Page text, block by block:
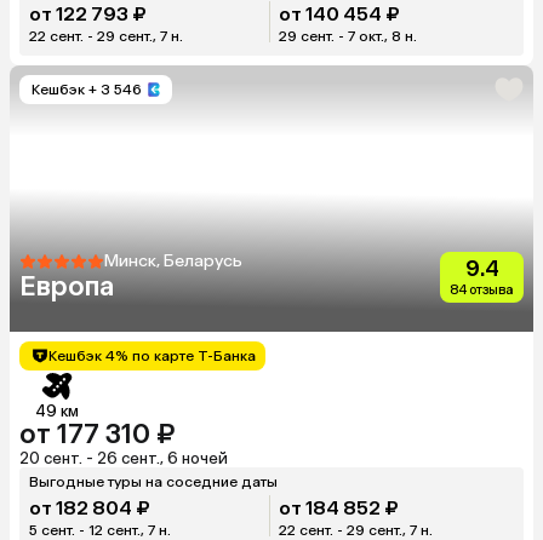
от 122 793 ₽
22 сент. - 29 сент., 7 н.
от 140 454 ₽
29 сент. - 7 окт., 8 н.
Кешбэк + 3 546
Минск, Беларусь
Европа
9.4
84 отзыва
Кешбэк 4% по карте Т-Банка
49 км
от 177 310 ₽
20 сент. - 26 сент., 6 ночей
Выгодные туры на соседние даты
от 182 804 ₽
5 сент. - 12 сент., 7 н.
от 184 852 ₽
22 сент. - 29 сент., 7 н.